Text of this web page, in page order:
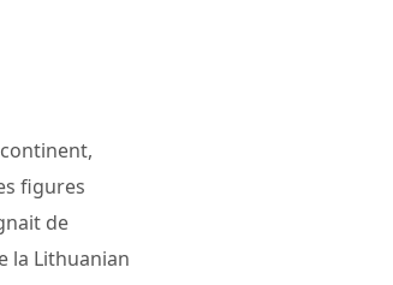
figures
de
la Lithuanian